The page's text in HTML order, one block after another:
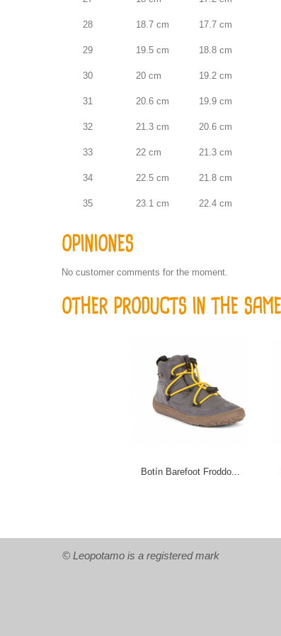
28 18.7 cm 17.7 cm
29 19.5 cm 18.8 cm
30 20 cm 19.2 cm
31 20.6 cm 19.9 cm
32 21.3 cm 20.6 cm
33 22 cm 21.3 cm
34 22.5 cm 21.8 cm
35 23.1 cm 22.4 cm
OPINIONES
No customer comments for the moment.
OTHER PRODUCTS IN THE
Botín Barefoot Froddo...
© Leopotamo is a registered mark